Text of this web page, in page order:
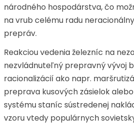
národného hospodárstva, čo
na vrub celému radu
prepráv.
Reakciou vedenia železníc na
nezvládnuteľný prepravný vývoj
racionalizácií ako napr.
preprava kusových zásielok
systému staníc sústredenej
vzoru vtedy populárnych